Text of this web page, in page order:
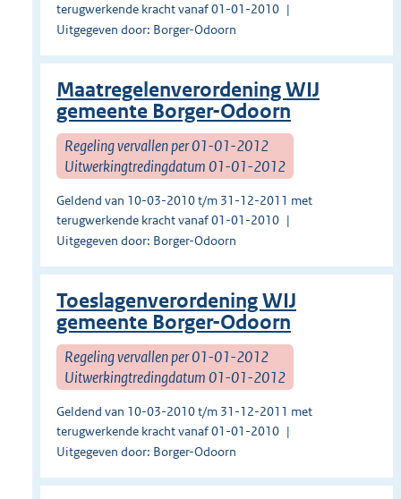
terugwerkende kracht vanaf 01-01-2010
Uitgegeven door: Borger-Odoorn
Maatregelenverordening WIJ
gemeente Borger-Odoorn
Regeling vervallen per 01-01-2012
Uitwerkingtredingdatum 01-01-2012
Geldend van 10-03-2010 t/m 31-12-2011 met
terugwerkende kracht vanaf 01-01-2010
Uitgegeven door: Borger-Odoorn
Toeslagenverordening WIJ
gemeente Borger-Odoorn
Regeling vervallen per 01-01-2012
Uitwerkingtredingdatum 01-01-2012
Geldend van 10-03-2010 t/m 31-12-2011 met
terugwerkende kracht vanaf 01-01-2010
Uitgegeven door: Borger-Odoorn